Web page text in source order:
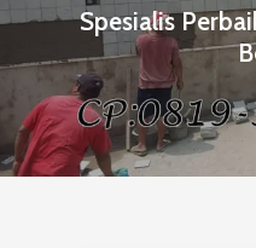
Spesialis